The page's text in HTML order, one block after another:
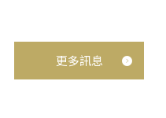
更多訊息